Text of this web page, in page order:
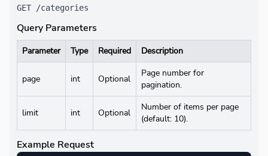
GET /categories
Query Parameters
Parameter Type Required Description
page int Optional
Page number for
pagination.
limit int Optional
Number of items per page
(default: 10).
Example Request